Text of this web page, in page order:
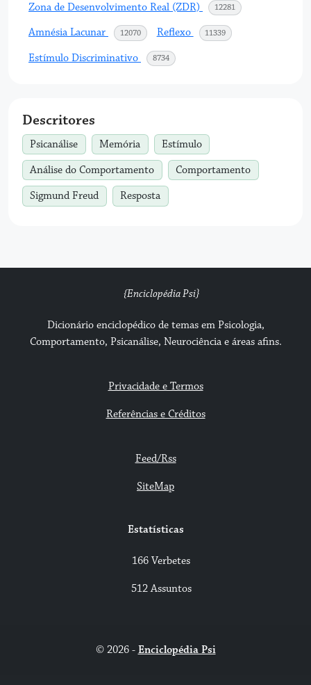
Zona de Desenvolvimento Real (ZDR) 12281acessos
Amnésia Lacunar 12070acessosReflexo 11339acessos
Estímulo Discriminativo 8734acessos
Descritores
Psicanálise Memória Estímulo
Análise do Comportamento Comportamento
Sigmund Freud Resposta
{Enciclopédia Psi}
Dicionário enciclopédico de temas em Psicologia,
Comportamento, Psicanálise, Neurociência e áreas afins.
Privacidade e Termos
Referências e Créditos
Feed/Rss
SiteMap
Estatísticas
166 Verbetes
512 Assuntos
© 2026 - Enciclopédia Psi